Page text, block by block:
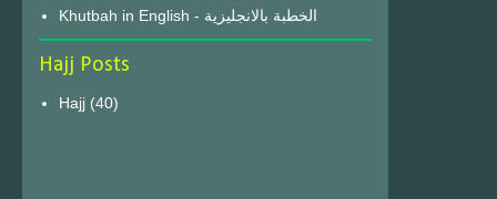
Khutbah in English - الخطبة بالانجليزية
Hajj Posts
Hajj (40)